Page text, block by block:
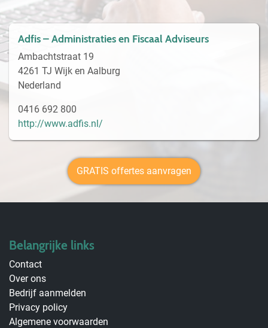
Adfis – Administraties en Fiscaal Adviseurs
Ambachtstraat 19
4261 TJ Wijk en Aalburg
Nederland
0416 692 800
http://www.adfis.nl/
GRATIS offertes aanvragen
Belangrijke links
Contact
Over ons
Bedrijf aanmelden
Privacy policy
Algemene voorwaarden